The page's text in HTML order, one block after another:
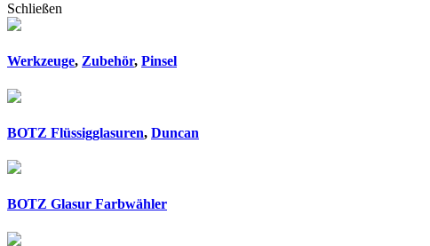
Schließen
Werkzeuge, Zubehör, Pinsel
BOTZ Flüssigglasuren, Duncan
BOTZ Glasur Farbwähler